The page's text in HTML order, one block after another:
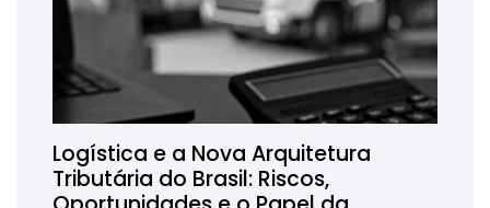
Logística e a Nova Arquitetura
Tributária do Brasil: Riscos,